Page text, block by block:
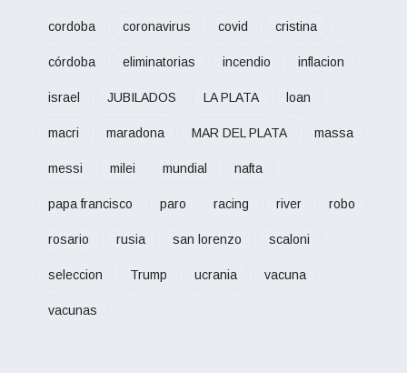
cordoba coronavirus covid cristina
córdoba eliminatorias incendio inflacion
israel JUBILADOS LA PLATA loan
macri maradona MAR DEL PLATA massa
messi milei mundial nafta
papa francisco paro racing river robo
rosario rusia san lorenzo scaloni
seleccion Trump ucrania vacuna
vacunas